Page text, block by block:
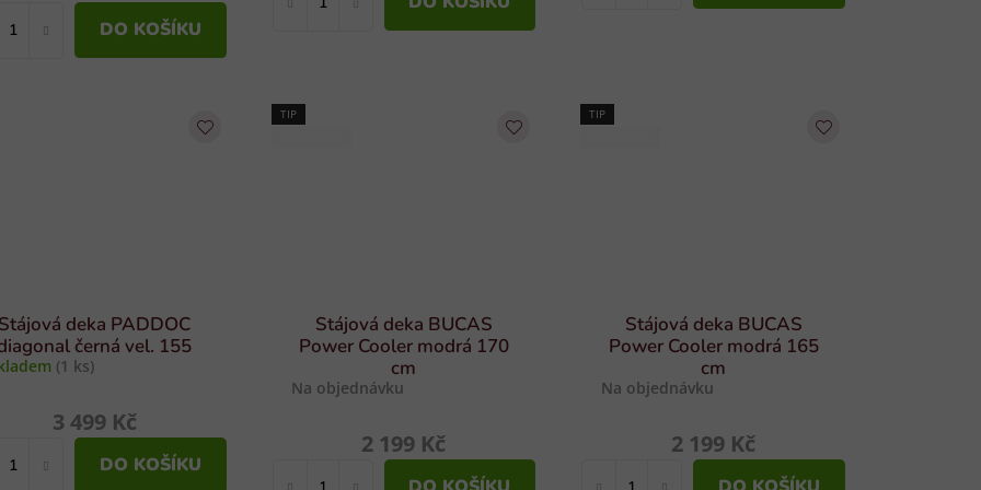
DO KOŠÍKU
Stájová deka PADDOC
černá vel. 155
(1 ks)
3 499 Kč
DO KOŠÍKU
TIP
Stájová deka BUCAS
Power Cooler modrá 170
cm
Na objednávku
2 199 Kč
TIP
Stájová deka BUCAS
Power Cooler modrá 165
cm
Na objednávku
2 199 Kč